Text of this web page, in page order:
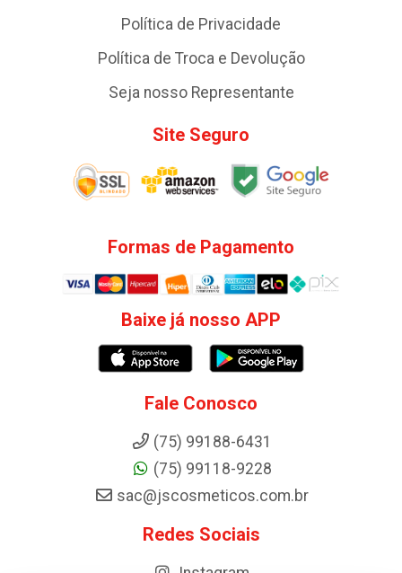
Política de Privacidade
Política de Troca e Devolução
Seja nosso Representante
Site Seguro
Formas de Pagamento
Baixe já nosso APP
Fale Conosco
(75) 99188-6431
(75) 99118-9228
sac@jscosmeticos.com.br
Redes Sociais